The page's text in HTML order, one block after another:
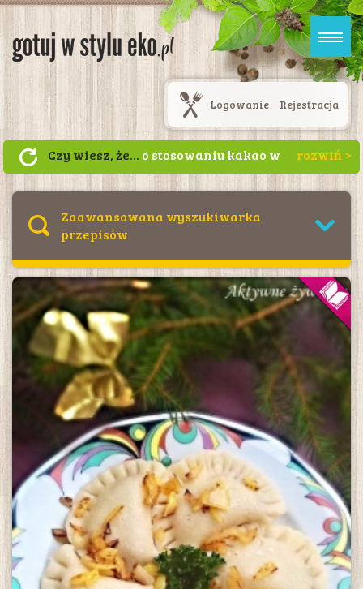
Logowanie Rejestracja
Czy wiesz, że... o stosowaniu kakao w
okresie od IX wieku p.n.e do III wieku
n.e świadczą stwierdzone
teobrominy, na ściankach glinianych
naczyń codziennego użytku z tamtych
lat
Zaawansowana wyszukiwarka
przepisów